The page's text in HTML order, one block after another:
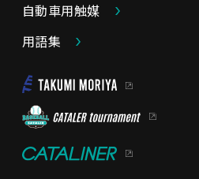
自動車用触媒
用語集